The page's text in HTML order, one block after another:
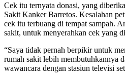
Cek itu ternyata donasi, yang
Sakit Kanker Barretos. Kesalahan
cek itu terbuang di tempat sampah.
sakit, untuk menyerahkan cek yang
“Saya tidak pernah berpikir untuk
rumah sakit lebih membutuhkannya
wawancara dengan stasiun televisi